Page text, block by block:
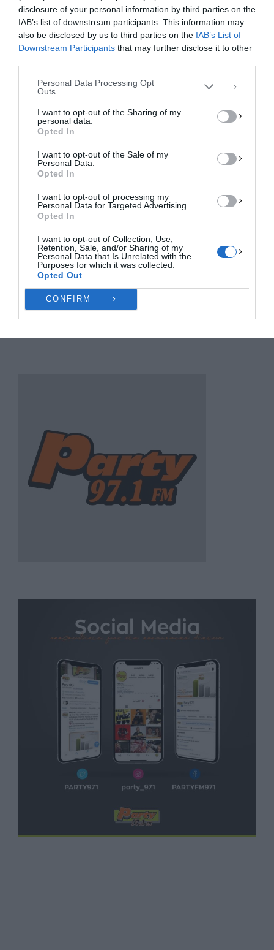
disclosure of your personal information by third parties on the
IAB’s list of downstream participants. This information may
also be disclosed by us to third parties on the IAB’s List of
Downstream Participants that may further disclose it to other
Personal Data Processing Opt
Outs
I want to opt-out of the Sharing of my
personal data.
Opted In
I want to opt-out of the Sale of my
Personal Data.
Opted In
I want to opt-out of processing my
Personal Data for Targeted Advertising.
Opted In
I want to opt-out of Collection, Use,
Retention, Sale, and/or Sharing of my
Personal Data that Is Unrelated with the
Purposes for which it was collected.
Opted Out
CONFIRM
Για να παρέχουμε την καλύτερη εμπειρία, χρησιμοποιούμε τεχνολογίες όπως
cookies για την αποθήκευση ή/και την πρόσβαση σε πληροφορίες συσκευών.
Η συγκατάθεση για τις εν λόγω τεχνολογίες θα μας επιτρέψει να
επεξεργαστούμε δεδομένα προσωπικού χαρακτήρα, όπως συμπεριφορά
περιήγησης ή μοναδικά αναγνωριστικά σε αυτόν τον ιστότοπο. Η μη
συγκατάθεση ή η ανάκληση της συγκατάθεσης, μπορεί να επηρεάσει
αρνητικά ορισμένες λειτουργίες και δυνατότητες.
ΠΡΟΒΟΛΉ ΠΡΟΤΙΜΉΣΕΩΝ
Πολιτική Cookies